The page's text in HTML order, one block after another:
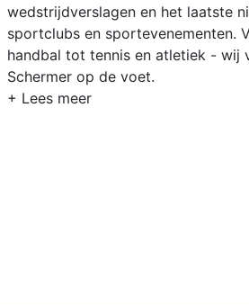
wedstrijdverslagen en het laatste
sportclubs en sportevenementen.
handbal tot tennis en atletiek - wij
Schermer op de voet.